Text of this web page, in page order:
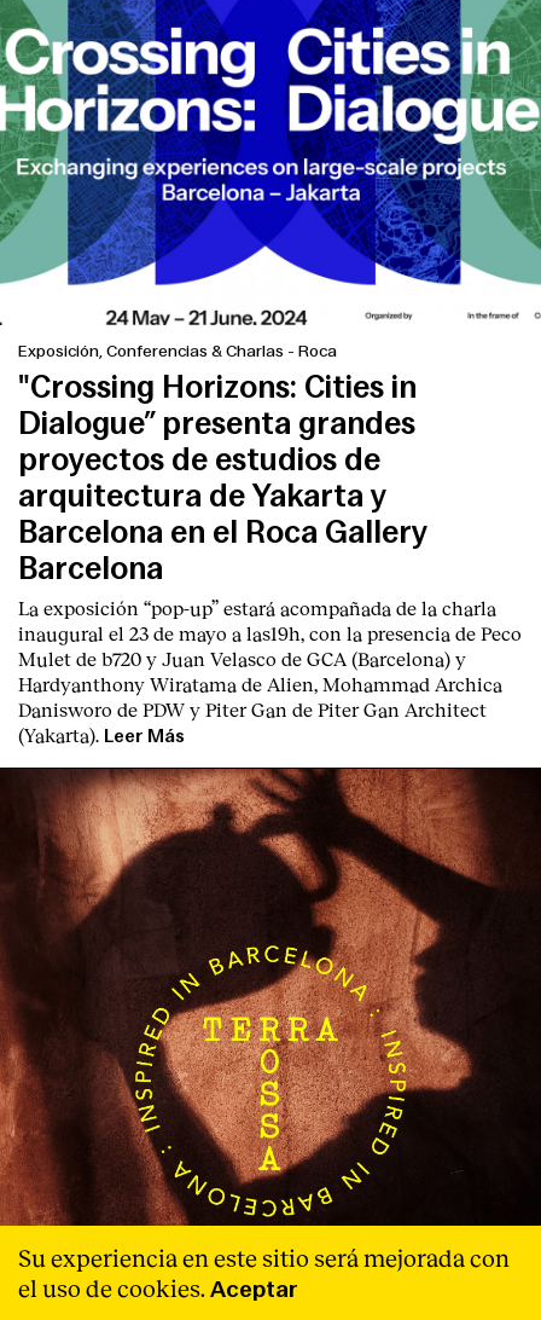
Exposición, Conferencias & Charlas - Roca
"Crossing Horizons: Cities in
Dialogue” presenta grandes
proyectos de estudios de
arquitectura de Yakarta y
Barcelona en el Roca Gallery
Barcelona
La exposición “pop-up” estará acompañada de la charla
inaugural el 23 de mayo a las19h, con la presencia de Peco
Mulet de b720 y Juan Velasco de GCA (Barcelona) y
Hardyanthony Wiratama de Alien, Mohammad Archica
Danisworo de PDW y Piter Gan de Piter Gan Architect
(Yakarta). Leer Más
Su experiencia en este sitio será mejorada con
el uso de cookies. Aceptar